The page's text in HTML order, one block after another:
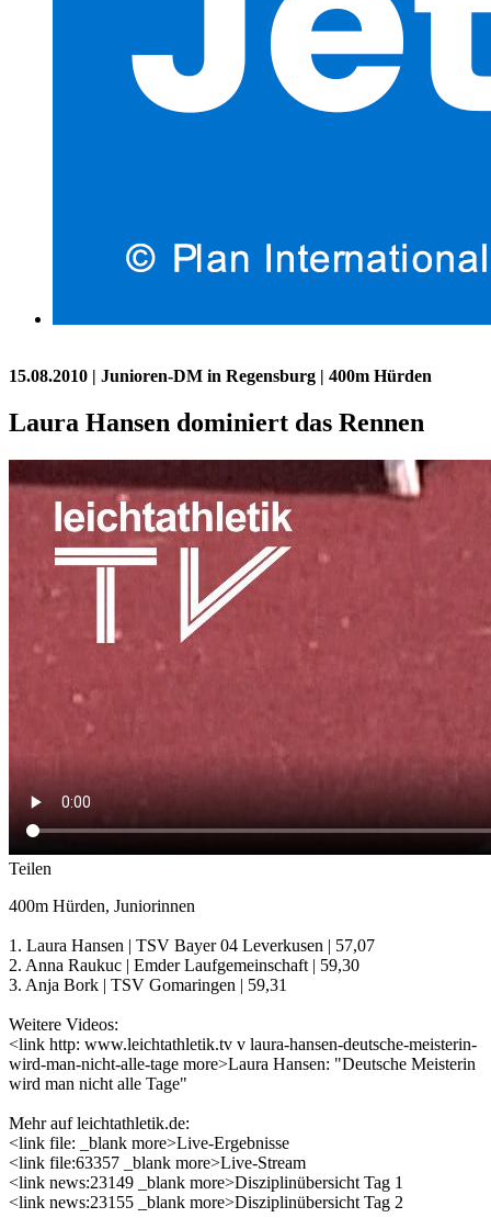
15.08.2010 | Junioren-DM in Regensburg | 400m Hürden
Laura Hansen dominiert das Rennen
Teilen
400m Hürden, Juniorinnen
1. Laura Hansen | TSV Bayer 04 Leverkusen | 57,07
2. Anna Raukuc | Emder Laufgemeinschaft | 59,30
3. Anja Bork | TSV Gomaringen | 59,31
Weitere Videos:
<link http: www.leichtathletik.tv v laura-hansen-deutsche-meisterin-
wird-man-nicht-alle-tage more>Laura Hansen: "Deutsche Meisterin
wird man nicht alle Tage"
Mehr auf leichtathletik.de:
<link file: _blank more>Live-Ergebnisse
<link file:63357 _blank more>Live-Stream
<link news:23149 _blank more>Disziplinübersicht Tag 1
<link news:23155 _blank more>Disziplinübersicht Tag 2